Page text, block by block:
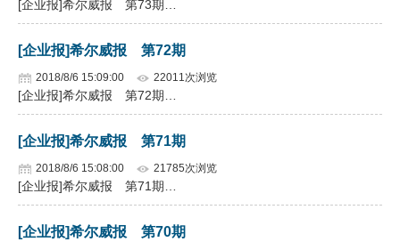
科技
镁钛
党建工作
企业文化
《资源再生》杂志
[企业报]希尔威报 第73期…
[企业报]希尔威报 第72期
2018/8/6 15:09:00 22011次浏览
[企业报]希尔威报 第72期…
[企业报]希尔威报 第71期
2018/8/6 15:08:00 21785次浏览
[企业报]希尔威报 第71期…
[企业报]希尔威报 第70期